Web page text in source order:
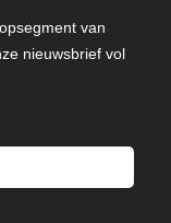
van
nieuwsbrief vol